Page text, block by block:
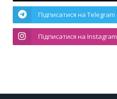
Підписатися на Telegram
Підписатися на Instagram